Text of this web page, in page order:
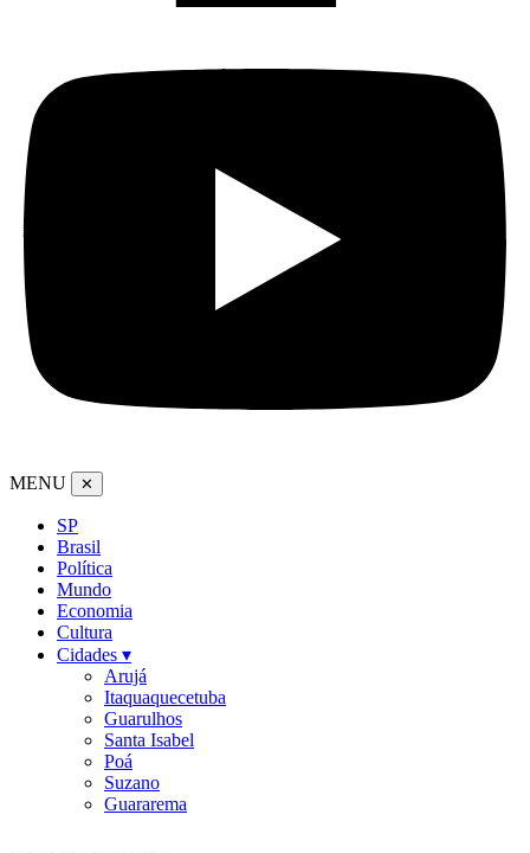
MENU ✕
SP
Brasil
Política
Mundo
Economia
Cultura
Cidades ▾
Arujá
Itaquaquecetuba
Guarulhos
Santa Isabel
Poá
Suzano
Guararema